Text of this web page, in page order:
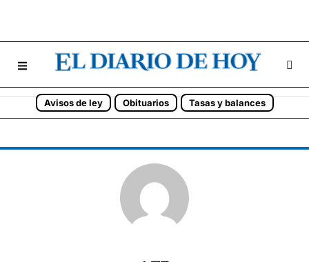
Avisos de ley Obituarios Tasas y balances